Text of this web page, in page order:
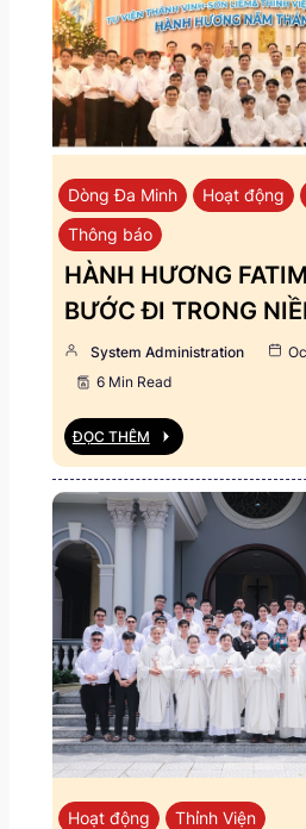
Dòng Đa Minh Hoạt động
Thông báo
HÀNH HƯƠNG
BƯỚC ĐI TRONG
System Administration
6 Min Read
ĐỌC THÊM
Hoạt động Thỉnh Viện